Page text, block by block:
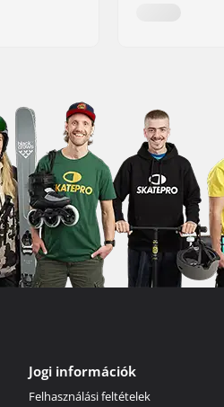
Jogi információk
Felhasználási feltételek